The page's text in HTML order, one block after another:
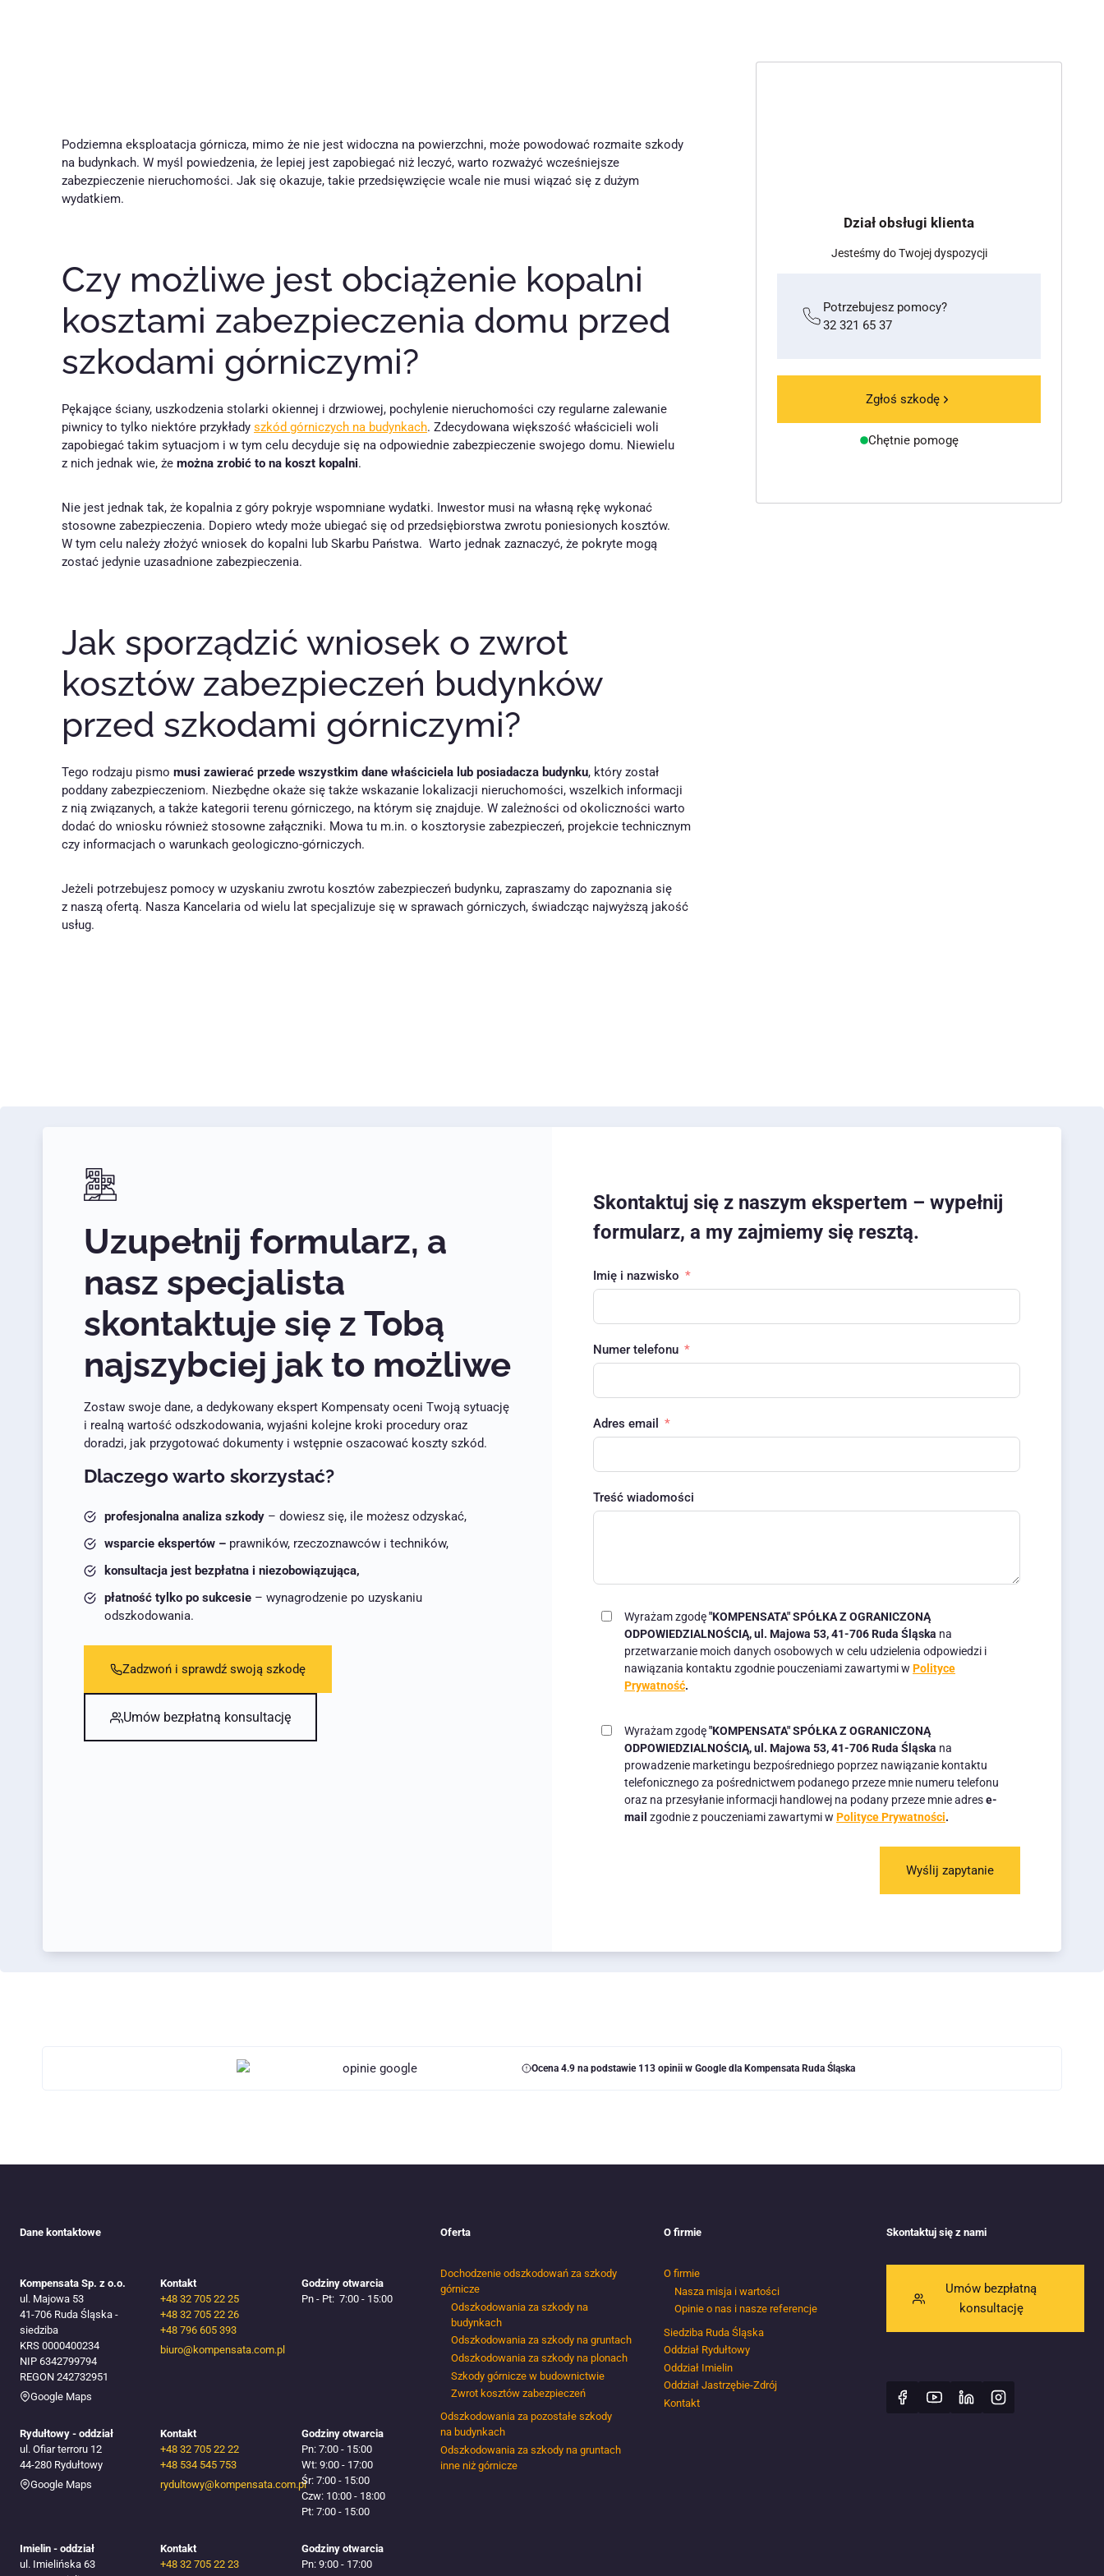
Podziemna eksploatacja górnicza, mimo że nie jest widoczna na powierzchni, może powodować rozmaite szkody
na budynkach. W myśl powiedzenia, że lepiej jest zapobiegać niż leczyć, warto rozważyć wcześniejsze
zabezpieczenie nieruchomości. Jak się okazuje, takie przedsięwzięcie wcale nie musi wiązać się z dużym
wydatkiem.
Czy możliwe jest obciążenie kopalni
kosztami zabezpieczenia domu przed
szkodami górniczymi?
Pękające ściany, uszkodzenia stolarki okiennej i drzwiowej, pochylenie nieruchomości czy regularne zalewanie
piwnicy to tylko niektóre przykłady szkód górniczych na budynkach. Zdecydowana większość właścicieli woli
zapobiegać takim sytuacjom i w tym celu decyduje się na odpowiednie zabezpieczenie swojego domu. Niewielu
z nich jednak wie, że można zrobić to na koszt kopalni.
Nie jest jednak tak, że kopalnia z góry pokryje wspomniane wydatki. Inwestor musi na własną rękę wykonać
stosowne zabezpieczenia. Dopiero wtedy może ubiegać się od przedsiębiorstwa zwrotu poniesionych kosztów.
W tym celu należy złożyć wniosek do kopalni lub Skarbu Państwa. Warto jednak zaznaczyć, że pokryte mogą
zostać jedynie uzasadnione zabezpieczenia.
Jak sporządzić wniosek o zwrot
kosztów zabezpieczeń budynków
przed szkodami górniczymi?
Tego rodzaju pismo musi zawierać przede wszystkim dane właściciela lub posiadacza budynku, który został
poddany zabezpieczeniom. Niezbędne okaże się także wskazanie lokalizacji nieruchomości, wszelkich informacji
z nią związanych, a także kategorii terenu górniczego, na którym się znajduje. W zależności od okoliczności warto
dodać do wniosku również stosowne załączniki. Mowa tu m.in. o kosztorysie zabezpieczeń, projekcie technicznym
czy informacjach o warunkach geologiczno-górniczych.
Jeżeli potrzebujesz pomocy w uzyskaniu zwrotu kosztów zabezpieczeń budynku, zapraszamy do zapoznania się
z naszą ofertą. Nasza Kancelaria od wielu lat specjalizuje się w sprawach górniczych, świadcząc najwyższą jakość
usług.
Dział obsługi klienta
Jesteśmy do Twojej dyspozycji
Potrzebujesz pomocy?
32 321 65 37
Zgłoś szkodę
Chętnie pomogę
Uzupełnij formularz, a
nasz specjalista
skontaktuje się z Tobą
najszybciej jak to możliwe
Zostaw swoje dane, a dedykowany ekspert Kompensaty oceni Twoją sytuację
i realną wartość odszkodowania, wyjaśni kolejne kroki procedury oraz
doradzi, jak przygotować dokumenty i wstępnie oszacować koszty szkód.
Dlaczego warto skorzystać?
profesjonalna analiza szkody – dowiesz się, ile możesz odzyskać,
wsparcie ekspertów – prawników, rzeczoznawców i techników,
konsultacja jest bezpłatna i niezobowiązująca,
płatność tylko po sukcesie – wynagrodzenie po uzyskaniu
odszkodowania.
Zadzwoń i sprawdź swoją szkodę
Umów bezpłatną konsultację
Skontaktuj się z naszym ekspertem – wypełnij
formularz, a my zajmiemy się resztą.
Imię i nazwisko
Numer telefonu
Adres email
Treść wiadomości
Wyrażam zgodę"KOMPENSATA" SPÓŁKA Z OGRANICZONĄ
ODPOWIEDZIALNOŚCIĄ, ul. Majowa 53, 41-706 Ruda Śląska na
przetwarzanie moich danych osobowych w celu udzielenia odpowiedzi i
nawiązania kontaktu zgodnie pouczeniami zawartymi w Polityce
Prywatność.
Wyrażam zgodę"KOMPENSATA" SPÓŁKA Z OGRANICZONĄ
ODPOWIEDZIALNOŚCIĄ, ul. Majowa 53, 41-706 Ruda Śląska na
prowadzenie marketingu bezpośredniego poprzez nawiązanie kontaktu
telefonicznego za pośrednictwem podanego przeze mnie numeru telefonu
oraz na przesyłanie informacji handlowej na podany przeze mnie adrese-
mail zgodnie z pouczeniami zawartymi w Polityce Prywatności.
Wyślij zapytanie
Ocena 4.9 na podstawie 113 opinii w Google dla Kompensata Ruda Śląska
Dane kontaktowe
Kompensata Sp. z o.o.
ul. Majowa 53
41-706 Ruda Śląska​ -
siedziba
KRS 0000400234
NIP 6342799794
REGON 242732951
Google Maps
Kontakt
+48 32 705 22 25
+48 32 705 22 26
+48 796 605 393
biuro@kompensata.com.pl
Godziny otwarcia
Pn - Pt: 7:00 - 15:00
Rydułtowy - oddział
ul. Ofiar terroru 12
44-280 Rydułtowy
Google Maps
Kontakt
+48 32 705 22 22
+48 534 545 753​
rydultowy@kompensata.com.pl
Godziny otwarcia
Pn: 7:00 - 15:00
Wt: 9:00 - 17:00
Śr: 7:00 - 15:00
Czw: 10:00 - 18:00
Pt: 7:00 - 15:00
Imielin - oddział
ul. Imielińska 63
Kontakt
+48 32 705 22 23
Godziny otwarcia
Pn: 9:00 - 17:00
Oferta
Dochodzenie odszkodowań za szkody
górnicze
Odszkodowania za szkody na
budynkach
Odszkodowania za szkody na gruntach
Odszkodowania za szkody na plonach
Szkody górnicze w budownictwie
Zwrot kosztów zabezpieczeń
Odszkodowania za pozostałe szkody
na budynkach
Odszkodowania za szkody na gruntach
inne niż górnicze
O firmie
O firmie
Nasza misja i wartości
Opinie o nas i nasze referencje
Siedziba Ruda Śląska
Oddział Rydułtowy
Oddział Imielin
Oddział Jastrzębie-Zdrój
Kontakt
Skontaktuj się z nami
Umów bezpłatną
konsultację